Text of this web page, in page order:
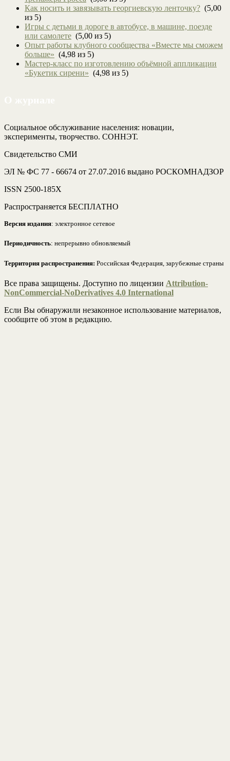
Как носить и завязывать георгиевскую ленточку? (5,00
из 5)
Игры с детьми в дороге в автобусе, в машине, поезде
или самолете (5,00 из 5)
Опыт работы клубного сообщества «Вместе мы сможем
больше» (4,98 из 5)
Мастер-класс по изготовлению объёмной аппликации
«Букетик сирени» (4,98 из 5)
Социальное обслуживание населения: новации,
эксперименты, творчество. СОННЭТ.
Свидетельство СМИ
ЭЛ № ФС 77 - 66674 от 27.07.2016 выдано РОСКОМНАДЗОР
ISSN 2500-185Х
Распространяется БЕСПЛАТНО
Версия издания: электронное сетевое
Периодичность: непрерывно обновляемый
Территория распространения: Российская Федерация, зарубежные страны
Все права защищены. Доступно по лицензии Attribution-
NonCommercial-NoDerivatives 4.0 International
Если Вы обнаружили незаконное использование материалов,
сообщите об этом в редакцию.